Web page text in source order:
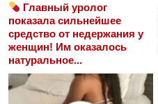
Главный уролог
показала сильнейшее
средство от недержания у
женщин! Им оказалось
натуральное...